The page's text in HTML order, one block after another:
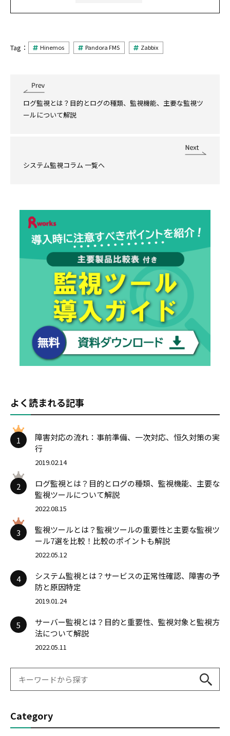
Tag： Hinemos Pandora FMS Zabbix
ログ監視とは？目的とログの種類、監視機能、主要な監視ツ
ールについて解説
システム監視コラム 一覧へ
よく読まれる記事
1
障害対応の流れ：事前準備、一次対応、恒久対策の実
行
2019.02.14
2
ログ監視とは？目的とログの種類、監視機能、主要な
監視ツールについて解説
2022.08.15
3
監視ツールとは？監視ツールの重要性と主要な監視ツ
ール7選を比較！比較のポイントも解説
2022.05.12
4
システム監視とは？サービスの正常性確認、障害の予
防と原因特定
2019.01.24
5
サーバー監視とは？目的と重要性、監視対象と監視方
法について解説
2022.05.11
Category